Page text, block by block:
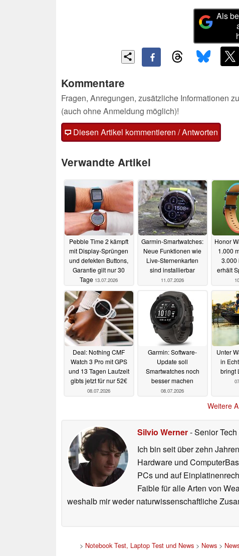
Als
Kommentare
Fragen, Anregungen, zusätzliche Informationen
(auch ohne Anmeldung möglich)!
Diesen Artikel kommentieren / Antworten
Verwandte Artikel
Pebble Time 2 kämpft
mit Display-Sprüngen
und defekten Buttons,
Garantie gilt nur 30
Tage 13.07.2026
Garmin-Smartwatches:
Neue Funktionen wie
Live-Sternenkarten
sind installierbar
11.07.2026
Honor
1.000
3.000
erhält
Deal: Nothing CMF
Watch 3 Pro mit GPS
und 13 Tagen Laufzeit
gibts jetzt für nur 52€
08.07.2026
Garmin: Software-
Update soll
Smartwatches noch
besser machen
08.07.2026
Unter
in
bringt
Weitere
Silvio Werner- Senior
Ich bin seit über zehn
Hardware und
PCs und auf
Faible für alle Arten von
weshalb mir weder naturwissenschaftliche
> Notebook Test, Laptop Test und News> News>